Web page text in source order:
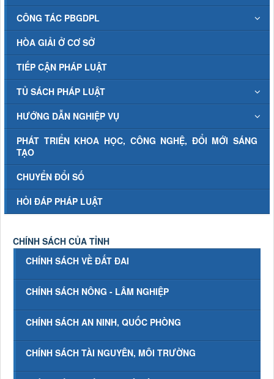
CÔNG TÁC PBGDPL
HÒA GIẢI Ở CƠ SỞ
TIẾP CẬN PHÁP LUẬT
TỦ SÁCH PHÁP LUẬT
HƯỚNG DẪN NGHIỆP VỤ
PHÁT TRIỂN KHOA HỌC, CÔNG NGHỆ, ĐỔI MỚI SÁNG
TẠO
CHUYỂN ĐỔI SỐ
HỎI ĐÁP PHÁP LUẬT
CHÍNH SÁCH CỦA TỈNH
CHÍNH SÁCH VỀ ĐẤT ĐAI
CHÍNH SÁCH NÔNG - LÂM NGHIỆP
CHÍNH SÁCH AN NINH, QUỐC PHÒNG
CHÍNH SÁCH TÀI NGUYÊN, MÔI TRƯỜNG